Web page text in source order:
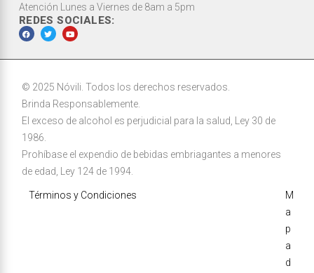
Atención Lunes a Viernes de 8am a 5pm
REDES SOCIALES:
© 2025 Nóvili. Todos los derechos reservados.
Brinda Responsablemente.
El exceso de alcohol es perjudicial para la salud, Ley 30 de
1986.
Prohíbase el expendio de bebidas embriagantes a menores
de edad, Ley 124 de 1994.
Términos y Condiciones
M
a
p
a
d